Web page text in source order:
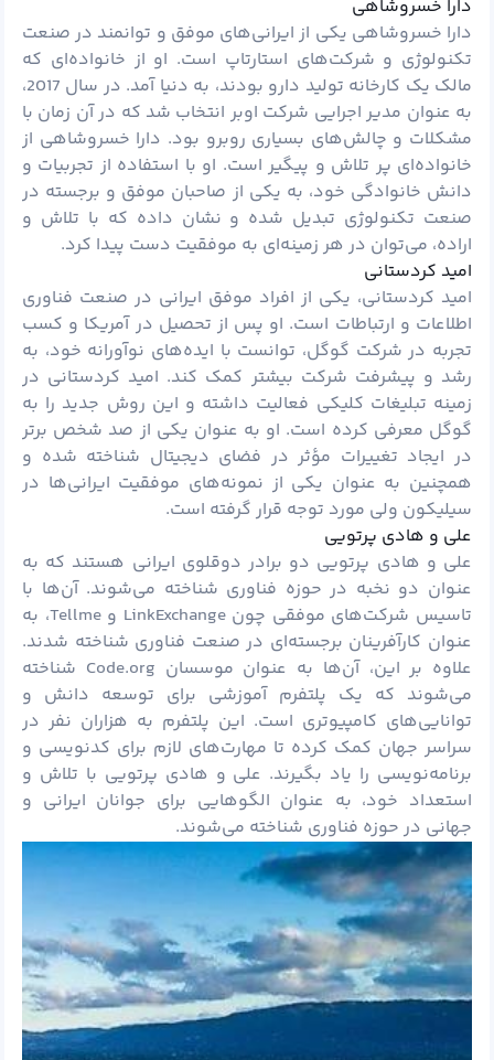
دارا خسروشاهی
دارا خسروشاهی یکی از ایرانی‌های موفق و توانمند در صنعت
تکنولوژی و شرکت‌های استارتاپ است. او از خانواده‌ای که
مالک یک کارخانه تولید دارو بودند، به دنیا آمد. در سال 2017،
به عنوان مدیر اجرایی شرکت اوبر انتخاب شد که در آن زمان با
مشکلات و چالش‌های بسیاری روبرو بود. دارا خسروشاهی از
خانواده‌ای پر تلاش و پیگیر است. او با استفاده از تجربیات و
دانش خانوادگی خود، به یکی از صاحبان موفق و برجسته در
صنعت تکنولوژی تبدیل شده و نشان داده که با تلاش و
اراده، می‌توان در هر زمینه‌ای به موفقیت دست پیدا کرد.
امید کردستانی
امید کردستانی، یکی از افراد موفق ایرانی در صنعت فناوری
اطلاعات و ارتباطات است. او پس از تحصیل در آمریکا و کسب
تجربه در شرکت گوگل، توانست با ایده‌های نوآورانه خود، به
رشد و پیشرفت شرکت بیشتر کمک کند. امید کردستانی در
زمینه تبلیغات کلیکی فعالیت داشته و این روش جدید را به
گوگل معرفی کرده است. او به عنوان یکی از صد شخص برتر
در ایجاد تغییرات مؤثر در فضای دیجیتال شناخته شده و
همچنین به عنوان یکی از نمونه‌های موفقیت ایرانی‌ها در
سیلیکون ولی مورد توجه قرار گرفته است.
علی و هادی پرتویی
علی و هادی پرتویی دو برادر دوقلوی ایرانی هستند که به
عنوان دو نخبه در حوزه فناوری شناخته می‌شوند. آن‌ها با
تاسیس شرکت‌های موفقی چون LinkExchange و Tellme، به
عنوان کارآفرینان برجسته‌ای در صنعت فناوری شناخته شدند.
علاوه بر این، آن‌ها به عنوان موسسان Code.org شناخته
می‌شوند که یک پلتفرم آموزشی برای توسعه دانش و
توانایی‌های کامپیوتری است. این پلتفرم به هزاران نفر در
سراسر جهان کمک کرده تا مهارت‌های لازم برای کدنویسی و
برنامه‌نویسی را یاد بگیرند. علی و هادی پرتویی با تلاش و
استعداد خود، به عنوان الگوهایی برای جوانان ایرانی و
جهانی در حوزه فناوری شناخته می‌شوند.